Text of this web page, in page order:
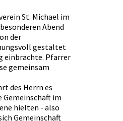
St. Michael im
Abend
der
gestaltet
einbrachte. Pfarrer
gemeinsam
des Herrn es
Gemeinschaft im
hielten - also
Gemeinschaft